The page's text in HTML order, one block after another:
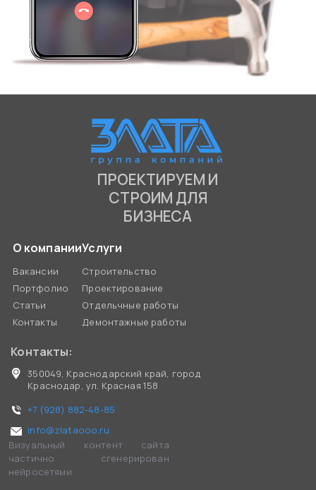
ПРОЕКТИРУЕМ И
СТРОИМ ДЛЯ
БИЗНЕСА
О компании
Вакансии
Портфолио
Статьи
Контакты
Услуги
Строительство
Проектирование
Отдельчные работы
Демонтажные работы
Контакты:
350049, Краснодарский край, город
Краснодар, ул. Красная 158
+7 (928) 882-48-85
info@zlataooo.ru
Визуальный контент сайта
частично сгенерирован
нейросетями